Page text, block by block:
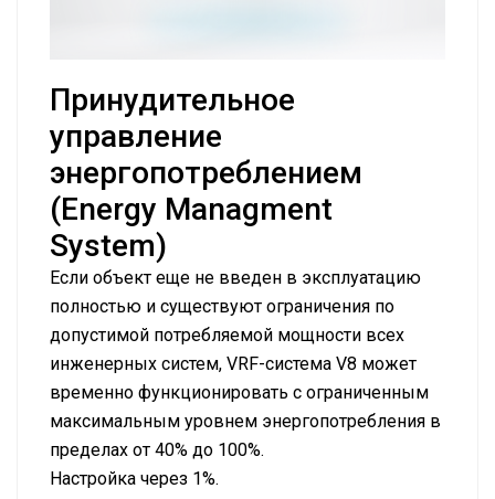
Принудительное
управление
энергопотреблением
(Energy Managment
System)
Если объект еще не введен в эксплуатацию
полностью и существуют ограничения по
допустимой потребляемой мощности всех
инженерных систем, VRF-система V8 может
временно функционировать с ограниченным
максимальным уровнем энергопотребления в
пределах от 40% до 100%.
Настройка через 1%.